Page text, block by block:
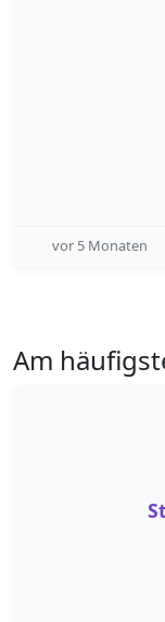
vor 5 Monaten
Am